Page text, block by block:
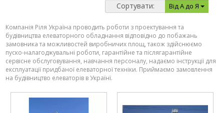
Сортувати: Від А до Я
Компанія Ріля Україна проводить роботи з проектування та
будівництва елеваторного обладнання відповідно до побажань
замовника та можливостей виробничих площ, також здійснюємо
пуско-налагоджувальні роботи, гарантійне та післягарантійне
сервісне обслуговування, навчання персоналу, надаємо інструкції для
експлуатації придбаної елеваторної техніки. Приймаємо замовлення
на будівництво елеваторів в Українї.